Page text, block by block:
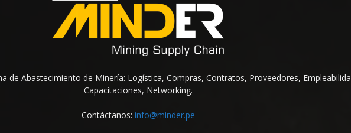
de Abastecimiento de Minería: Logística, Compras, Contratos, Proveedores,
Capacitaciones, Networking.
Contáctanos: info@minder.pe